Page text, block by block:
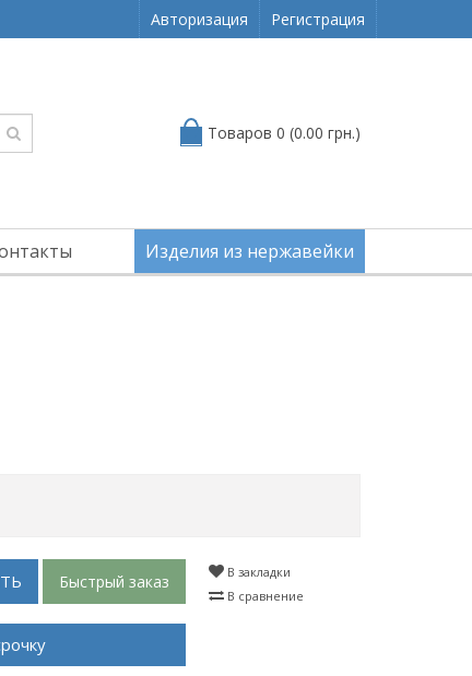
Авторизация Регистрация
Товаров 0 (0.00 грн.)
Изделия из нержавейки
Быстрый заказ
В закладки
В сравнение